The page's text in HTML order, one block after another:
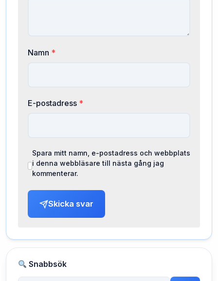
Namn *
E-postadress *
Spara mitt namn, e-postadress och webbplats
i denna webbläsare till nästa gång jag
kommenterar.
Skicka svar
Snabbsök